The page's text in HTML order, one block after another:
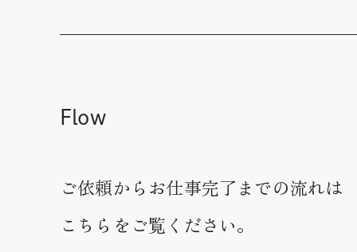
Flow
ご依頼からお仕事完了までの流れは
こちらをご覧ください。